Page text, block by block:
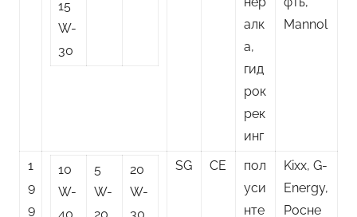
15
W-
30
алк
а,
гид
рок
рек
инг
Mannol
1
9
9
10
W-
40
5
W-
20
20
W-
30
SG CE
пол
уси
нте
Kixx, G-
Energy,
Росне